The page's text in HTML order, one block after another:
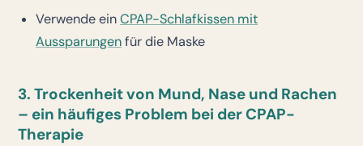
Verwende einCPAP-Schlafkissen mit
Aussparungenfür die Maske
3. Trockenheit von Mund, Nase und Rachen
– ein häufiges Problem bei der CPAP-
Therapie